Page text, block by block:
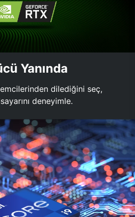
Yanında
dilediğini seç,
deneyimle.